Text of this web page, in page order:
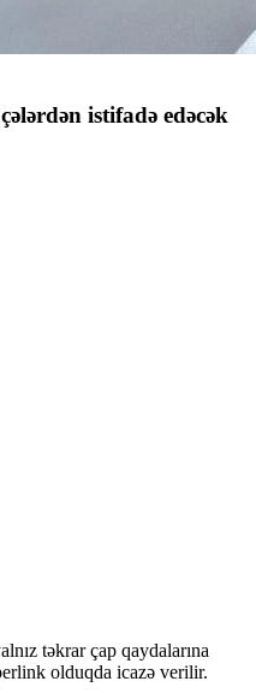
istifadə edəcək
təkrar çap qaydalarına
olduqda icazə verilir.